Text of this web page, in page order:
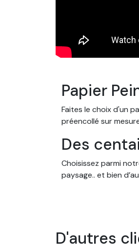
Papier
Faites le choix d'un
préencollé sur
Des
Choisissez parmi
paysage.. et bien
dans une chambre
Des
mesure, en fonction
D'autres